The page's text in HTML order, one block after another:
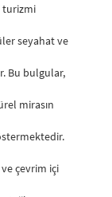
turizmi
seyahat ve
Bu bulgular,
mirasın
çevrim içi